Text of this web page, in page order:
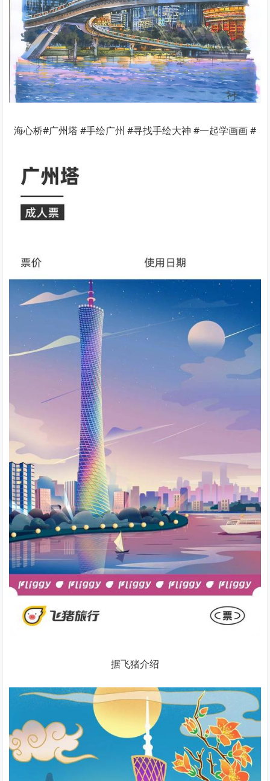
海心桥#广州塔 #手绘广州 #寻找手绘大神 #一起学画画 #
据飞猪介绍